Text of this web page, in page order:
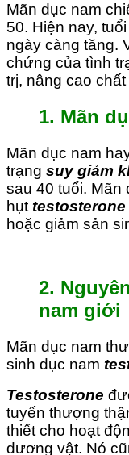
Mãn dục nam
50. Hiện nay,
ngày càng tăng.
chứng của tình
trị, nâng cao
1. Mãn
Mãn dục nam
trạng suy giảm
sau 40 tuổi. Mãn
hụt testosterone
hoặc giảm sản
2.
nam giới
Mãn dục nam
sinh dục nam
Testosterone
tuyến thượng
thiết cho hoạt
dương vật. Nó